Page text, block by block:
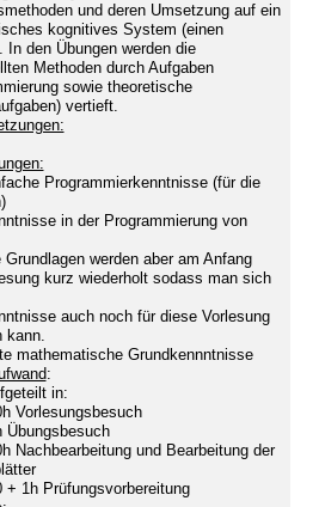
und deren Umsetzung auf ein
kognitives System (einen
In den Übungen werden die
Methoden durch Aufgaben
sowie theoretische
vertieft.
Programmierkenntnisse (für die
in der Programmierung von
werden aber am Anfang
kurz wiederholt sodass man sich
auch noch für diese Vorlesung
kann.
Grundkennntnisse
:
in:
Vorlesungsbesuch
Nachbearbeitung und Bearbeitung der
1h Prüfungsvorbereitung